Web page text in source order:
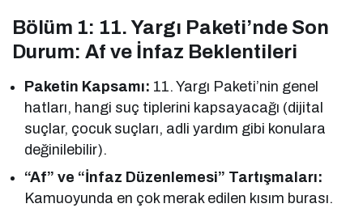
Bölüm 1: 11. Yargı Paketi’nde Son
Durum: Af ve İnfaz Beklentileri
Paketin Kapsamı: 11. Yargı Paketi’nin genel
hatları, hangi suç tiplerini kapsayacağı (dijital
suçlar, çocuk suçları, adli yardım gibi konulara
değinilebilir).
“Af” ve “İnfaz Düzenlemesi” Tartışmaları:
Kamuoyunda en çok merak edilen kısım burası.